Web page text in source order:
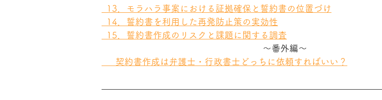
13．モラハラ事案における証拠確保と誓約書の位置づけ
14．誓約書を利用した再発防止策の実効性
15．誓約書作成のリスクと課題に関する調査
～番外編～
契約書作成は弁護士・行政書士どっちに依頼すればいい？